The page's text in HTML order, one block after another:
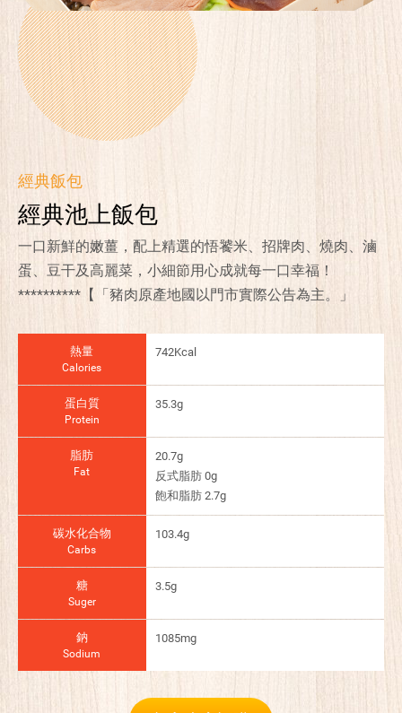
經典飯包
經典池上飯包
一口新鮮的嫩薑，配上精選的悟饕米、招牌肉、燒肉、滷
蛋、豆干及高麗菜，小細節用心成就每一口幸福！
**********【「豬肉原產地國以門市實際公告為主。」
熱量
Calories
742Kcal
蛋白質
Protein
35.3g
脂肪
Fat
20.7g
反式脂肪 0g
飽和脂肪 2.7g
碳水化合物
Carbs
103.4g
糖
Suger
3.5g
鈉
Sodium
1085mg